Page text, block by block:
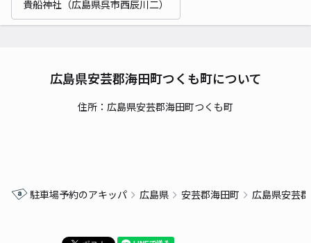
貴船神社（広島県呉市西辰川二）
広島県安芸郡海田町つくも町について
住所：広島県安芸郡海田町つくも町
駐車場予約のアキッパ 広島県 安芸郡海田町 広島県安芸